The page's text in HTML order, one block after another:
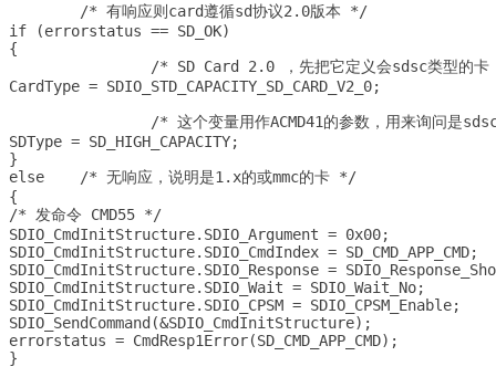
if (errorstatus == SD_OK)
{
CardType = SDIO_STD_CAPACITY_SD_CARD_V2_0;
SDType = SD_HIGH_CAPACITY;
}
else	/* 无响应，说明是1.x的或mmc的卡 */
{
/* 发命令 CMD55 */
SDIO_CmdInitStructure.SDIO_Argument = 0x00;
SDIO_CmdInitStructure.SDIO_CmdIndex = SD_CMD_APP_CMD;
SDIO_CmdInitStructure.SDIO_Response =
SDIO_CmdInitStructure.SDIO_Wait = SDIO_Wait_No;
SDIO_CmdInitStructure.SDIO_CPSM = SDIO_CPSM_Enable;
SDIO_SendCommand(&SDIO_CmdInitStructure);
errorstatus = CmdResp1Error(SD_CMD_APP_CMD);
}